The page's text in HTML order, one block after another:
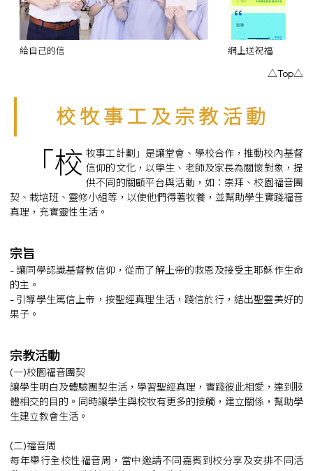
給自己的信 網上送祝福
△Top△
校 牧 事 工 及 宗 教 活 動
「校 牧事工計劃」是讓堂會、學校合作，推動校內基督
信仰的文化，以學生、老師及家長為關懷對象，提
供不同的關顧平台與活動，如：崇拜、校園福音團
契、栽培班、靈修小組等，以使他們得著牧養，並幫助學生實踐福音
真理，充實靈性生活。
宗旨
- 讓同學認識基督教信仰，從而了解上帝的救恩及接受主耶穌作生命
的主。
- 引導學生篤信上帝，按聖經真理生活，踐信於行，結出聖靈美好的
果子。
宗教活動
(一)校園福音團契
讓學生明白及體驗團契生活，學習聖經真理，實踐彼此相愛，達到肢
體相交的目的。同時讓學生與校牧有更多的接觸，建立關係，幫助學
生建立教會生活。
(二)福音周
每年舉行全校性福音周，當中邀請不同嘉賓到校分享及安排不同活